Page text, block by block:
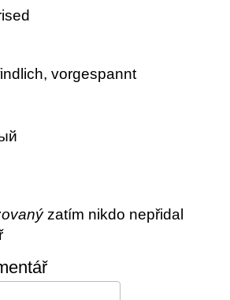
vorgespannt
zatím nikdo nepřidal